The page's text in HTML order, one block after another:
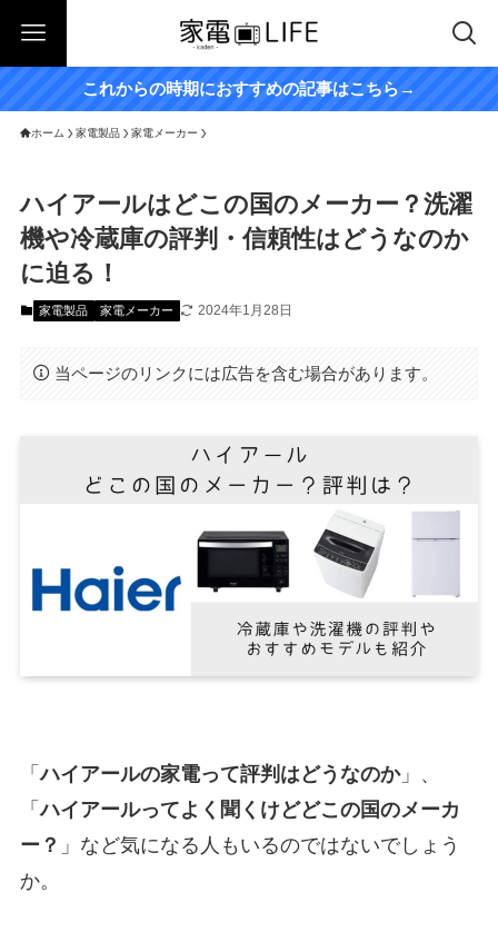
これからの時期におすすめの記事はこちら→
ホーム 家電製品 家電メーカー
ハイアールはどこの国のメーカー？洗濯
機や冷蔵庫の評判・信頼性はどうなのか
に迫る！
家電製品 家電メーカー 2024年1月28日
当ページのリンクには広告を含む場合があります。
「ハイアールの家電って評判はどうなのか」、
「ハイアールってよく聞くけどどこの国のメーカ
ー？ 」など気になる人もいるのではないでしょう
か。